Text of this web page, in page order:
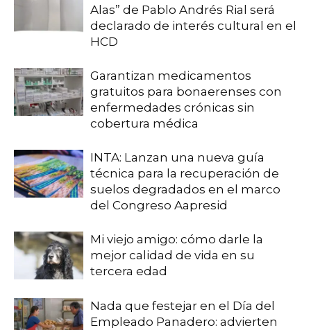
Alas” de Pablo Andrés Rial será
declarado de interés cultural en el
HCD
Garantizan medicamentos
gratuitos para bonaerenses con
enfermedades crónicas sin
cobertura médica
INTA: Lanzan una nueva guía
técnica para la recuperación de
suelos degradados en el marco
del Congreso Aapresid
Mi viejo amigo: cómo darle la
mejor calidad de vida en su
tercera edad
Nada que festejar en el Día del
Empleado Panadero: advierten